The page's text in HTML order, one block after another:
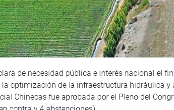
de necesidad pública e interés nacional el
la optimización de la infraestructura hidráulica
Chinecas fue aprobada por el Pleno del